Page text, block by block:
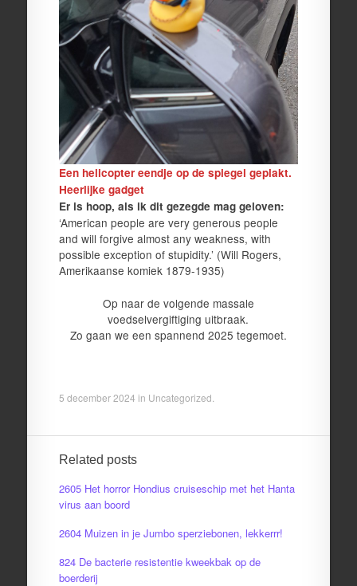
Een helicopter eendje op de spiegel geplakt.
Heerlijke gadget
Er is hoop, als ik dit gezegde mag geloven:
‘American people are very generous people
and will forgive almost any weakness, with
possible exception of stupidity.’ (Will Rogers,
Amerikaanse komiek 1879-1935)
Op naar de volgende massale
voedselvergiftiging uitbraak.
Zo gaan we een spannend 2025 tegemoet.
5 december 2024 in Uncategorized
Related posts
2605 Het horror Hondius cruiseschip met het Hanta
virus aan boord
2604 Muizen in je Jumbo sperziebonen, lekkerrr!
824 De bacterie resistentie kweekbak op de
boerderij